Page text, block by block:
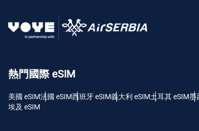
熱門國際 eSIM
美國 eSIM法國 eSIM西班牙 eSIM義大利 eSIM土耳其 eSIM墨
埃及 eSIM